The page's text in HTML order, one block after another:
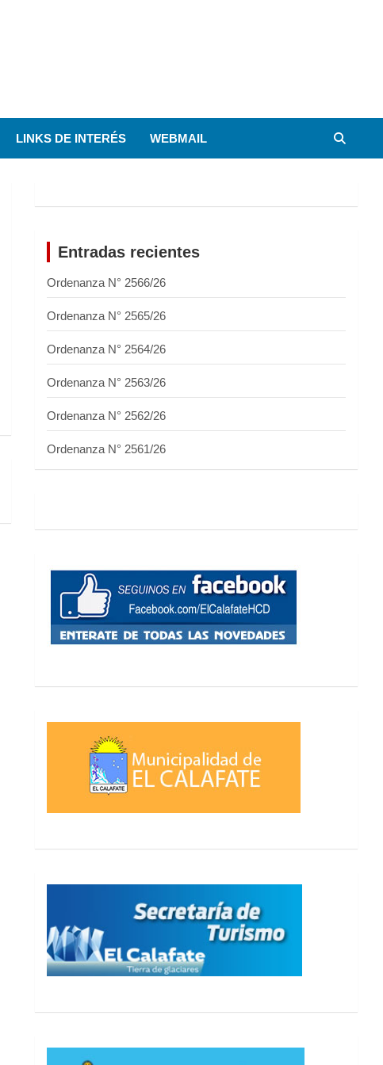
LINKS DE INTERÉS WEBMAIL
Entradas recientes
Ordenanza N° 2566/26
Ordenanza N° 2565/26
Ordenanza N° 2564/26
Ordenanza N° 2563/26
Ordenanza N° 2562/26
Ordenanza N° 2561/26